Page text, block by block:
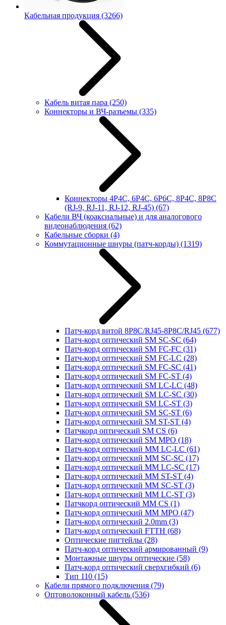
Кабельная продукция (3266)
Кабель витая пара (250)
Коннекторы и ВЧ-разъемы (335)
Коннекторы 4P4C, 6P4C, 6P6C, 8P4C, 8P8C
(RJ-9, RJ-11, RJ-12, RJ-45) (67)
Кабели ВЧ (коаксиальные) и для аналогового
видеонаблюдения (62)
Кабельные сборки (4)
Коммутационные шнуры (патч-корды) (1319)
Патч-корд витой 8P8C/RJ45-8P8C/RJ45 (677)
Патч-корд оптический SM SC-SC (64)
Патч-корд оптический SM FC-FC (31)
Патч-корд оптический SM FC-LC (28)
Патч-корд оптический SM FC-SC (41)
Патч-корд оптический SM FC-ST (4)
Патч-корд оптический SM LC-LC (48)
Патч-корд оптический SM LC-SC (30)
Патч-корд оптический SM LC-ST (3)
Патч-корд оптический SM SC-ST (6)
Патч-корд оптический SM ST-ST (4)
Патчкорд оптический SM CS (6)
Патч-корд оптический SM MPO (18)
Патч-корд оптический MM LC-LC (61)
Патч-корд оптический MM SC-SC (17)
Патч-корд оптический MM LC-SC (17)
Патч-корд оптический MM ST-ST (4)
Патч-корд оптический MM SC-ST (3)
Патч-корд оптический MM LC-ST (3)
Патчкорд оптический MM CS (1)
Патч-корд оптический MM MPO (47)
Патч-корд оптический 2.0mm (3)
Патч-корд оптический FTTH (68)
Оптические пигтейлы (28)
Патч-корд оптический армированный (9)
Монтажные шнуры оптические (58)
Патч-корд оптический сверхгибкий (6)
Тип 110 (15)
Кабели прямого подключения (79)
Оптоволоконный кабель (536)